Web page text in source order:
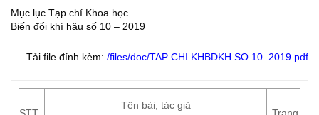
Mục lục Tạp chí Khoa học
Biến đổi khí hậu số 10 – 2019
Tải file đính kèm: /files/doc/TAP CHI KHBDKH SO 10_2019.pdf
Tên bài, tác giả